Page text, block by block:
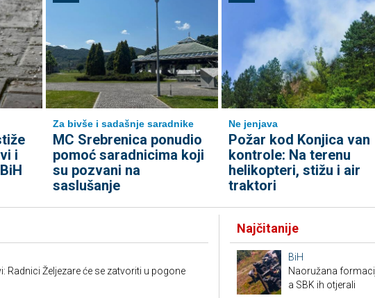
i
Za bivše i sadašnje saradnike
MC Srebrenica ponudio
pomoć saradnicima koji
su pozvani na
saslušanje
Ne jenjava
Požar kod Konjica van
kontrole: Na terenu
helikopteri, stižu i air
traktori
Radnici Željezare će se zatvoriti u pogone
Najčitanije
BiH
Naoružana
a SBK ih otjerali